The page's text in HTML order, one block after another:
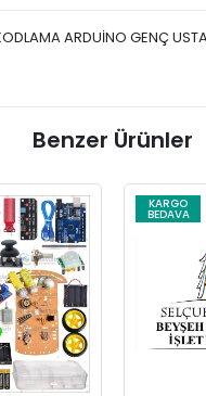
ARDUİNO GENÇ
Benzer Ürünler
KARGO
BEDAVA